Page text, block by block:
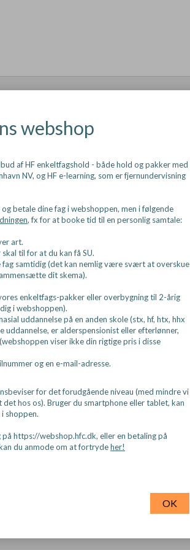
webshop
af HF enkeltfagshold - både hold og pakker med
NV, og HF e-learning, som er fjernundervisning
betale dine fag i webshoppen, men i følgende
, fx for at booke tid til en personlig samtale:
art.
til for at du kan få SU.
fag samtidig (det kan nemlig være svært at overskue
dit skema).
enkeltfags-pakker eller overbygning til 2-årig
i webshoppen).
uddannelse på en anden skole (stx, hf, htx, hhx
uddannelse, er alderspensionist eller efterlønner,
viser ikke din rigtige pris i disse
og en e-mail-adresse.
for det forudgående niveau (med mindre vi
hos os). Bruger du smartphone eller tablet, kan
shoppen.
https://webshop.hfc.dk, eller en betaling på
du anmode om at fortrydeher!
OK